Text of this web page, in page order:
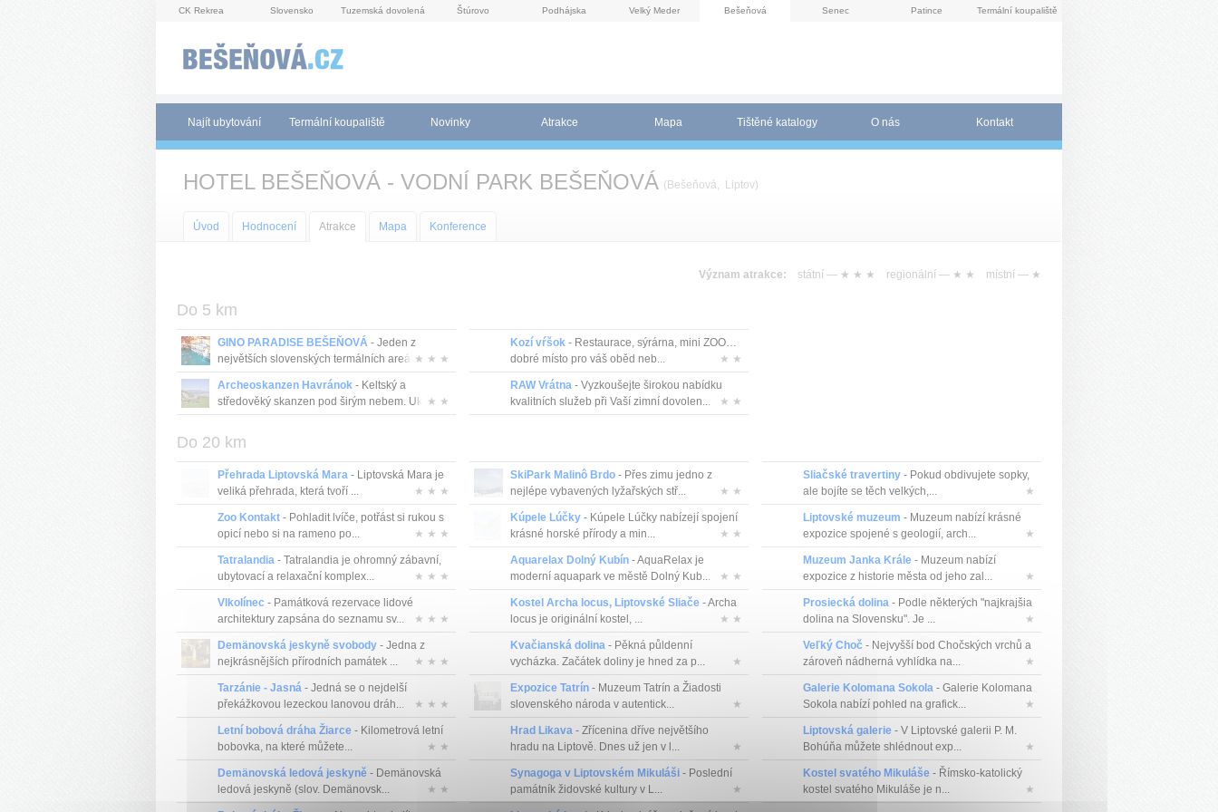
CK Rekrea Slovensko Tuzemská dovolená Štúrovo Podhájska Velký Meder Bešeňová Senec Patince Termální koupaliště
Najít ubytování Termální koupaliště Novinky Atrakce Mapa Tištěné katalogy O nás Kontakt
HOTEL BEŠEŇOVÁ - VODNÍ PARK BEŠEŇOVÁ (Bešeňová, Liptov)
Úvod Hodnocení Atrakce Mapa Konference
Význam atrakce: státní — ★ ★ ★ regionální — ★ ★ místní — ★
Do 5 km
GINO PARADISE BEŠEŇOVÁ - Jeden z
největších slovenských termálních areálů s
vel...
★ ★ ★
Archeoskanzen Havránok - Keltský a
středověký skanzen pod širým nebem. Uka...★ ★
Kozí vŕšok- Restaurace, sýrárna, mini ZOO…
dobré místo pro váš oběd neb...
★ ★
RAW Vrátna- Vyzkoušejte širokou nabídku
kvalitních služeb při Vaší zimní dovolen...
★ ★
Do 20 km
Přehrada Liptovská Mara - Liptovská Mara je
veliká přehrada, která tvoří ...
★ ★ ★
Zoo Kontakt - Pohladit lvíče, potřást si rukou s
opicí nebo si na rameno po...
★ ★ ★
Tatralandia - Tatralandia je ohromný zábavní,
ubytovací a relaxační komplex...
★ ★ ★
Vlkolínec - Památková rezervace lidové
architektury zapsána do seznamu sv...
★ ★ ★
Demänovská jeskyně svobody - Jedna z
nejkrásnějších přírodních památek ...
★ ★ ★
Tarzánie - Jasná - Jedná se o nejdelší
překážkovou lezeckou lanovou dráh...
★ ★ ★
Letní bobová dráha Žiarce - Kilometrová letní
bobovka, na které můžete...
★ ★
Demänovská ledová jeskyně - Demänovská
ledová jeskyně (slov. Demänovsk...
★ ★
SkiPark Malinô Brdo- Přes zimu jedno z
nejlépe vybavených lyžařských stř...
★ ★
Kúpele Lúčky- Kúpele Lúčky nabízejí spojení
krásné horské přírody a min...
★ ★
Aquarelax Dolný Kubín- AquaRelax je
moderní aquapark ve městě Dolný Kub...
★ ★
Kostel Archa locus, Liptovské Sliače- Archa
locus je originální kostel, ...
★ ★
Kvačianská dolina- Pěkná půldenní
vycházka. Začátek doliny je hned za p...
★
Expozice Tatrín- Muzeum Tatrín a Žiadosti
slovenského národa v autentick...
★
Hrad Likava- Zřícenina dříve největšího
hradu na Liptově. Dnes už jen v l...
★
Synagoga v Liptovském Mikuláši- Poslední
památník židovské kultury v L...
★
Sliačské travertiny- Pokud obdivujete sopky,
ale bojíte se těch velkých,...
★
Liptovské muzeum - Muzeum nabízí krásné
expozice spojené s geologií, arch...
★
Muzeum Janka Krále - Muzeum nabízí
expozice z historie města od jeho zal...
★
Prosiecká dolina- Podle některých "najkrajšia
dolina na Slovensku". Je ...
★
Veľký Choč - Nejvyšší bod Chočských vrchů a
zároveň nádherná vyhlídka na...
★
Galerie Kolomana Sokola- Galerie Kolomana
Sokola nabízí pohled na grafick...
★
Liptovská galerie- V Liptovské galerii P. M.
Bohúňa můžete shlédnout exp...
★
Kostel svatého Mikuláše- Římsko-katolický
kostel svatého Mikuláše je n...
★